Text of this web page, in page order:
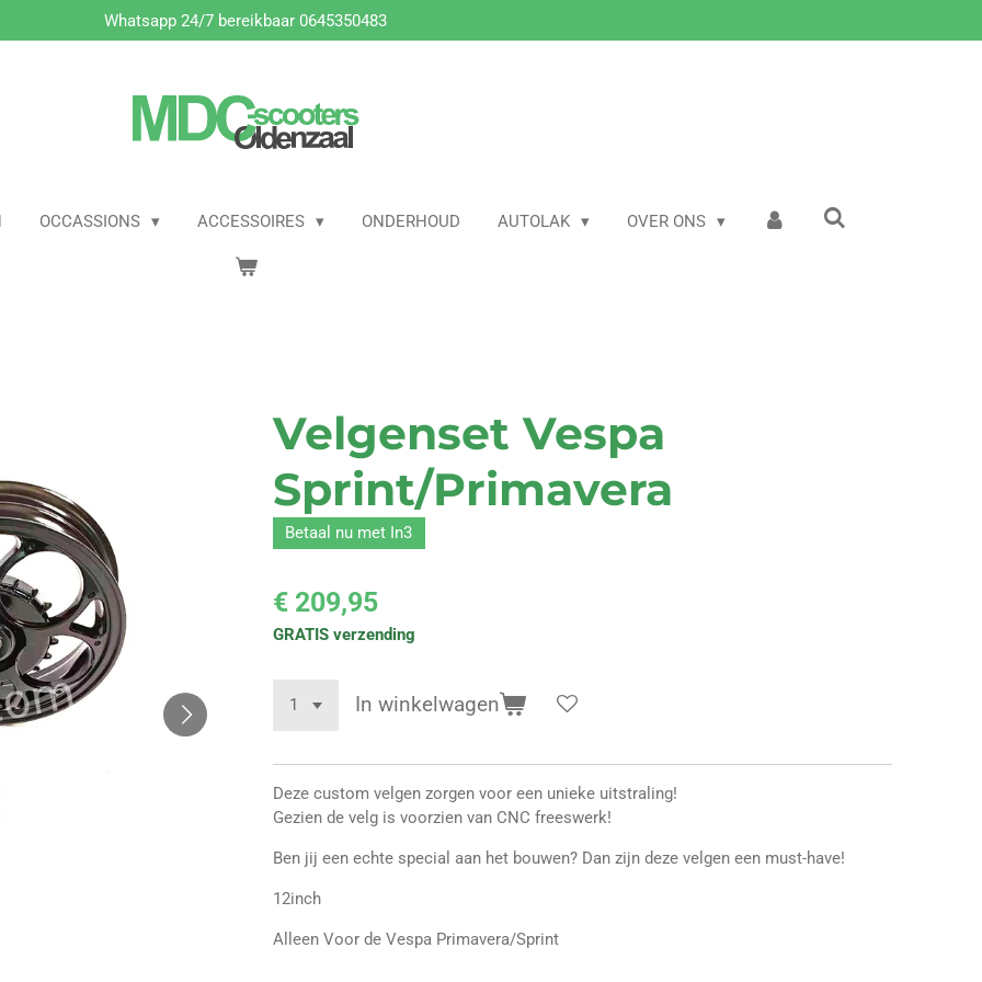
Whatsapp 24/7 bereikbaar 0645350483
OCCASSIONS ACCESSOIRES ONDERHOUD AUTOLAK OVER ONS
Velgenset Vespa
Sprint/Primavera
Betaal nu met In3
€ 209,95
GRATIS verzending
In winkelwagen
Deze custom velgen zorgen voor een unieke uitstraling!
Gezien de velg is voorzien van CNC freeswerk!
Ben jij een echte special aan het bouwen? Dan zijn deze velgen een must-have!
12inch
Alleen Voor de Vespa Primavera/Sprint